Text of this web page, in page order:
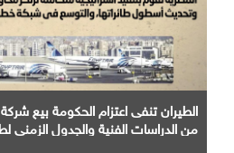
الطيران تنفى اعتزام الحكومة بيع
من الدراسات الفنية والجدول